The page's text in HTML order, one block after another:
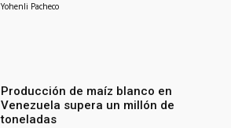
Yohenli Pacheco
Producción de maíz blanco en
Venezuela supera un millón de
toneladas